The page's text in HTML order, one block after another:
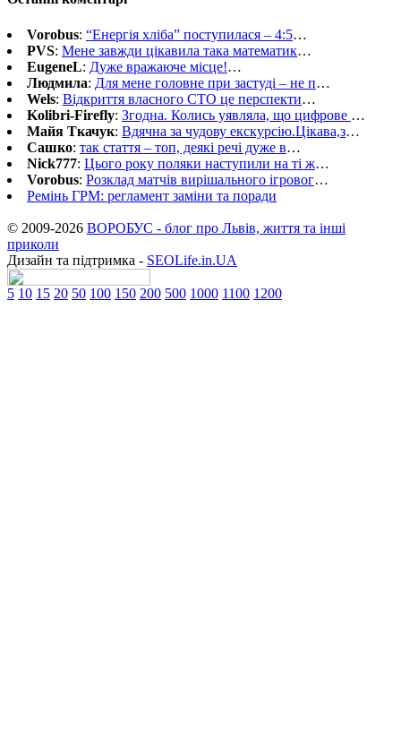
Vorobus: “Енергія хліба” поступилася – 4:5…
PVS: Мене завжди цікавила така математик…
EugeneL: Дуже вражаюче місце!…
Людмила: Для мене головне при застуді – не п…
Wels: Відкриття власного СТО це перспекти…
Kolibri-Firefly: Згодна. Колись уявляла, що цифрове …
Майя Ткачук: Вдячна за чудову екскурсію.Цікава,з…
Сашко: так стаття – топ, деякі речі дуже в…
Nick777: Цього року поляки наступили на ті ж…
Vorobus: Розклад матчів вирішального ігровог…
Ремінь ГРМ: регламент заміни та поради
© 2009-2026 ВОРОБУС - блог про Львів, життя та інші
приколи
Дизайн та підтримка - SEOLife.in.UA
5 10 15 20 50 100 150 200 500 1000 1100 1200